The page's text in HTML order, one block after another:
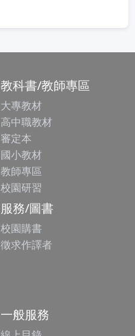
教科書/教師專區
大專教材
高中職教材
審定本
國小教材
教師專區
校園研習
服務/圖書
校園購書
徵求作譯者
一般服務